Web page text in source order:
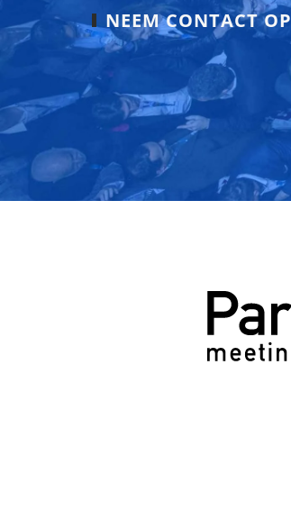
NEEM CONTACT OP